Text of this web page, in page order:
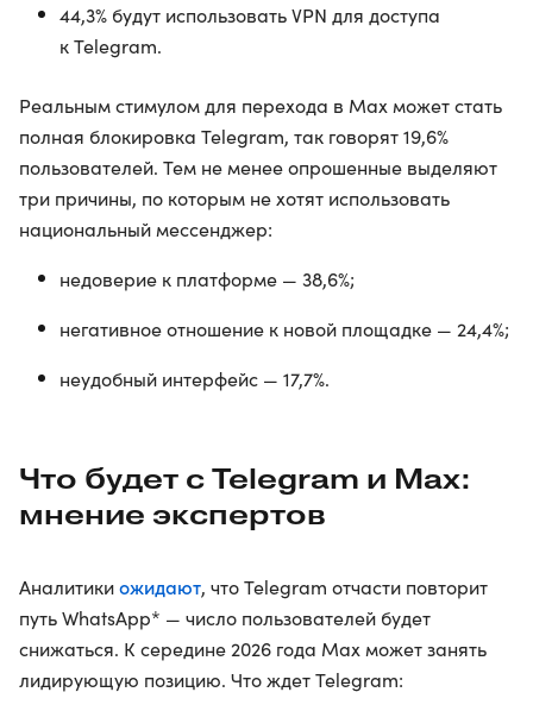
44,3% будут использовать VPN для доступа
к Telegram.
Реальным стимулом для перехода в Max может стать
полная блокировка Telegram, так говорят 19,6%
пользователей. Тем не менее опрошенные выделяют
три причины, по которым не хотят использовать
национальный мессенджер:
недоверие к платформе — 38,6%;
негативное отношение к новой площадке — 24,4%;
неудобный интерфейс — 17,7%.
Что будет с Telegram и Max:
мнение экспертов
Аналитикиожидают, что Telegram отчасти повторит
путь WhatsApp* — число пользователей будет
снижаться. К середине 2026 года Max может занять
лидирующую позицию. Что ждет Telegram: